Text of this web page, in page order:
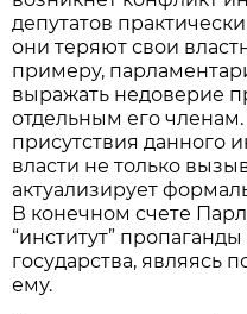
депутатов
они теряют свои
примеру,
выражать недоверие
отдельным его
присутствия данного
власти не только
актуализирует
В конечном счете
“институт”
государства, являясь
ему.